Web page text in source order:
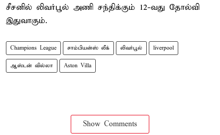
சீசனில் லிவர்பூல் அணி சந்திக்கும் 12-வது தோல்வி
இதுவாகும்.
Champions League சாம்பியன்ஸ் லீக் லிவர்பூல் liverpool
ஆஸ்டன் வில்லா Aston Villa
Show Comments